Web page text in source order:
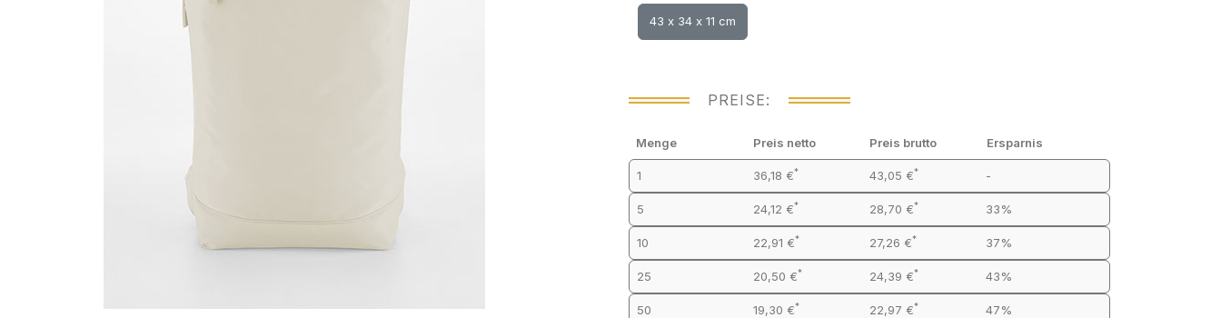
43 x 34 x 11 cm
PREISE:
Menge Preis netto Preis brutto Ersparnis
1 36,18 €* 43,05 €* -
5 24,12 €* 28,70 €* 33%
10 22,91 €* 27,26 €* 37%
25 20,50 €* 24,39 €* 43%
50 19,30 €* 22,97 €* 47%